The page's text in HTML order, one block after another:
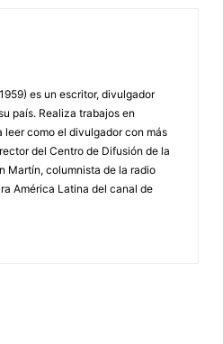
es un escritor, divulgador
país. Realiza trabajos en
leer como el divulgador con más
del Centro de Difusión de la
Martín, columnista de la radio
América Latina del canal de